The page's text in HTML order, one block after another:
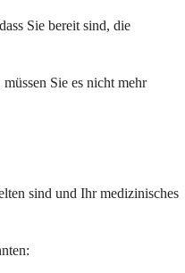
Sie bereit sind, die
Sie es nicht mehr
sind und Ihr medizinisches